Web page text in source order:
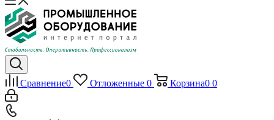
Сравнение0 Отложенные 0 Корзина0 0